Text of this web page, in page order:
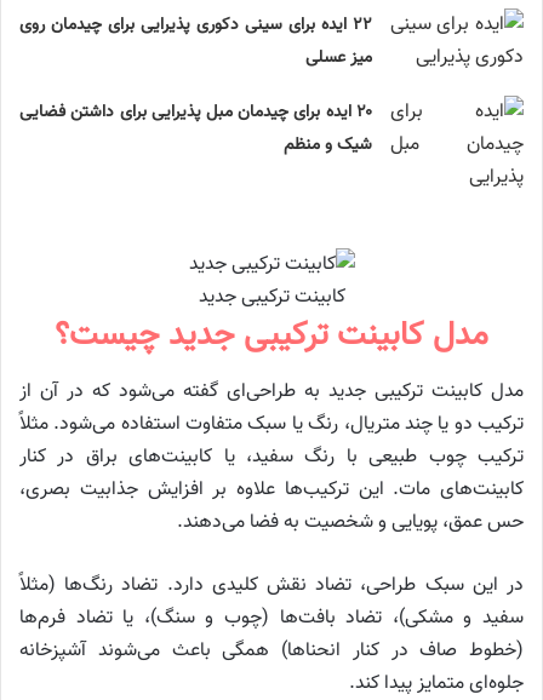
۲۲ ایده برای سینی دکوری پذیرایی برای چیدمان روی
میز عسلی
۲۰ ایده برای چیدمان مبل پذیرایی برای داشتن فضایی
شیک و منظم
کابینت ترکیبی جدید
مدل کابینت ترکیبی جدید چیست؟
مدل کابینت ترکیبی جدید به طراحی‌ای گفته می‌شود که در آن از
ترکیب دو یا چند متریال، رنگ یا سبک متفاوت استفاده می‌شود. مثلاً
ترکیب چوب طبیعی با رنگ سفید، یا کابینت‌های براق در کنار
کابینت‌های مات. این ترکیب‌ها علاوه بر افزایش جذابیت بصری،
حس عمق، پویایی و شخصیت به فضا می‌دهند.
در این سبک طراحی، تضاد نقش کلیدی دارد. تضاد رنگ‌ها (مثلاً
سفید و مشکی)، تضاد بافت‌ها (چوب و سنگ)، یا تضاد فرم‌ها
(خطوط صاف در کنار انحناها) همگی باعث می‌شوند آشپزخانه
جلوه‌ای متمایز پیدا کند.